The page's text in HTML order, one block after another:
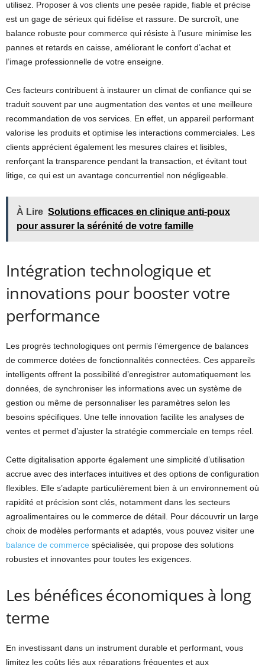
utilisez. Proposer à vos clients une pesée rapide, fiable et précise
est un gage de sérieux qui fidélise et rassure. De surcroît, une
balance robuste pour commerce qui résiste à l’usure minimise les
pannes et retards en caisse, améliorant le confort d’achat et
l’image professionnelle de votre enseigne.
Ces facteurs contribuent à instaurer un climat de confiance qui se
traduit souvent par une augmentation des ventes et une meilleure
recommandation de vos services. En effet, un appareil performant
valorise les produits et optimise les interactions commerciales. Les
clients apprécient également les mesures claires et lisibles,
renforçant la transparence pendant la transaction, et évitant tout
litige, ce qui est un avantage concurrentiel non négligeable.
À Lire Solutions efficaces en clinique anti-poux
pour assurer la sérénité de votre famille
Intégration technologique et
innovations pour booster votre
performance
Les progrès technologiques ont permis l’émergence de balances
de commerce dotées de fonctionnalités connectées. Ces appareils
intelligents offrent la possibilité d’enregistrer automatiquement les
données, de synchroniser les informations avec un système de
gestion ou même de personnaliser les paramètres selon les
besoins spécifiques. Une telle innovation facilite les analyses de
ventes et permet d’ajuster la stratégie commerciale en temps réel.
Cette digitalisation apporte également une simplicité d’utilisation
accrue avec des interfaces intuitives et des options de configuration
flexibles. Elle s’adapte particulièrement bien à un environnement où
rapidité et précision sont clés, notamment dans les secteurs
agroalimentaires ou le commerce de détail. Pour découvrir un large
choix de modèles performants et adaptés, vous pouvez visiter une
balance de commerce spécialisée, qui propose des solutions
robustes et innovantes pour toutes les exigences.
Les bénéfices économiques à long
terme
En investissant dans un instrument durable et performant, vous
limitez les coûts liés aux réparations fréquentes et aux